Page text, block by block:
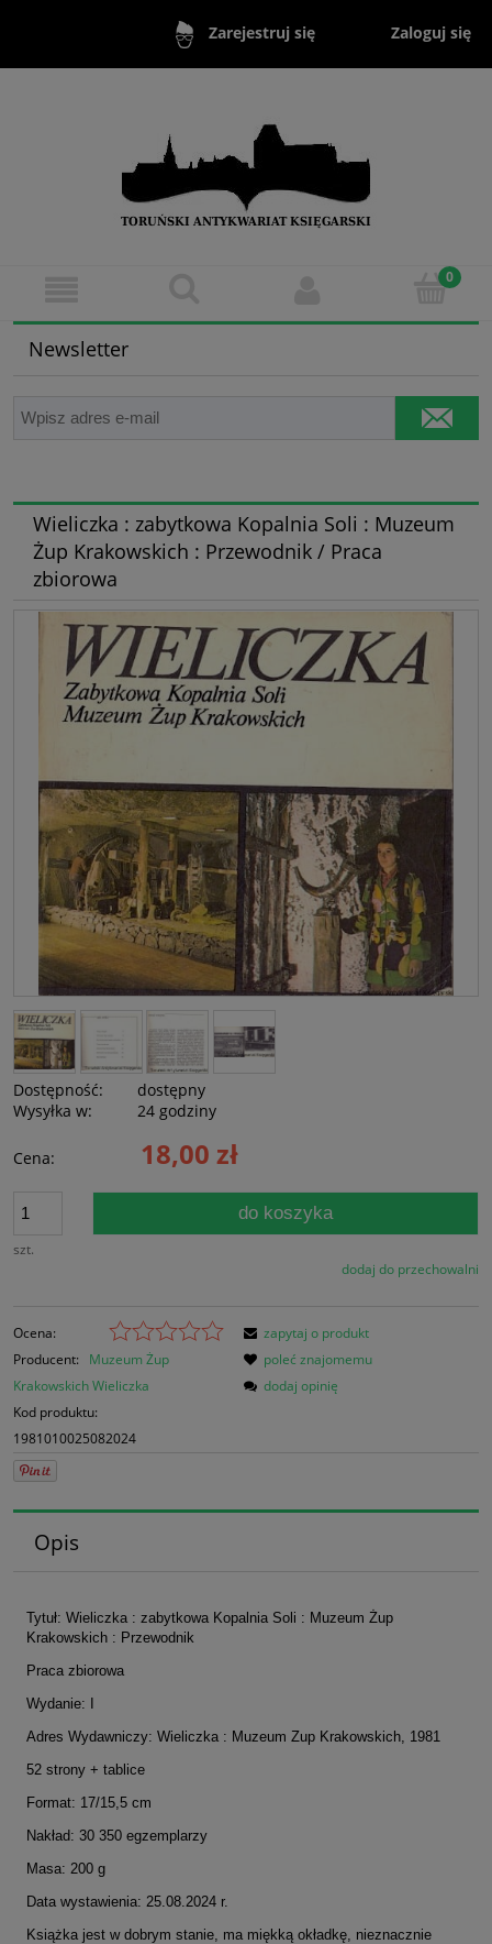
Zarejestruj się Zaloguj się
Newsletter
Wieliczka : zabytkowa Kopalnia Soli : Muzeum
Żup Krakowskich : Przewodnik / Praca
zbiorowa
Dostępność:
dostępny
Wysyłka w:
24 godziny
Cena: 18,00 zł
szt.
do koszyka
dodaj do przechowalni
Ocena:
Producent:
Muzeum Żup
Krakowskich Wieliczka
Kod produktu:
1981010025082024
zapytaj o produkt
poleć znajomemu
dodaj opinię
Opis
Tytuł: Wieliczka : zabytkowa Kopalnia Soli : Muzeum Żup
Krakowskich : Przewodnik
Praca zbiorowa
Wydanie: I
Adres Wydawniczy: Wieliczka : Muzeum Zup Krakowskich, 1981
52 strony + tablice
Format: 17/15,5 cm
Nakład: 30 350 egzemplarzy
Masa: 200 g
Data wystawienia: 25.08.2024 r.
Książka jest w dobrym stanie, ma miękką okładkę, nieznacznie